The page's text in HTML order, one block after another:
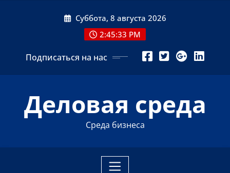
Суббота, 8 августа 2026
2:45:34 PM
Подписаться на нас
Деловая среда
Среда бизнеса